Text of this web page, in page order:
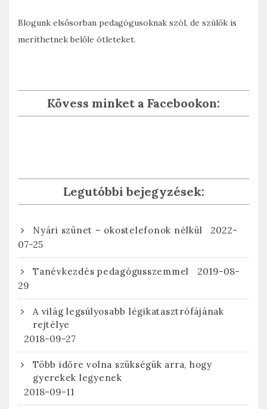
Blogunk elsősorban pedagógusoknak szól, de szülők is
meríthetnek belőle ötleteket.
Kövess minket a Facebookon:
Legutóbbi bejegyzések:
Nyári szünet – okostelefonok nélkül
2022-
07-25
Tanévkezdés pedagógusszemmel
2019-08-
29
A világ legsúlyosabb légikatasztrófájának
rejtélye
2018-09-27
Több időre volna szükségük arra, hogy
gyerekek legyenek
2018-09-11